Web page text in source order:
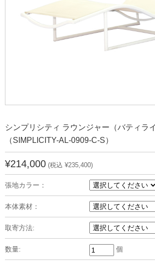
シンプリシティ ラウンジャー（バティライ
（SIMPLICITY-AL-0909-C-S）
¥214,000 (税込 ¥235,400)
張地カラー：
本体素材：
取寄方法:
数量: 個